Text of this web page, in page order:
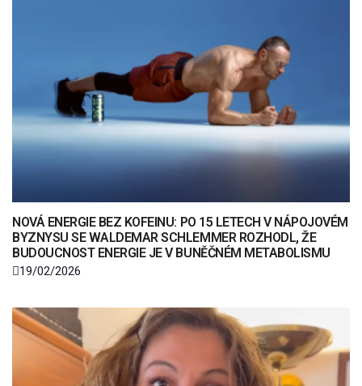
NOVÁ ENERGIE BEZ KOFEINU: PO 15 LETECH V NÁPOJOVÉM
BYZNYSU SE WALDEMAR SCHLEMMER ROZHODL, ŽE
BUDOUCNOST ENERGIE JE V BUNĚČNÉM METABOLISMU
19/02/2026